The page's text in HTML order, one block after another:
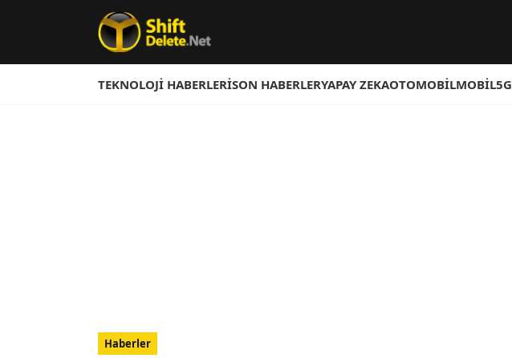
TEKNOLOJI HABERLERISON HABERLERYAPAY ZEKAOTOMOBILMOBIL5G
Haberler